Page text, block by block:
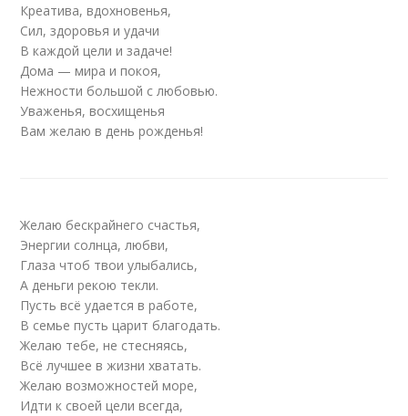
Креатива, вдохновенья,
Сил, здоровья и удачи
В каждой цели и задаче!
Дома — мира и покоя,
Нежности большой с любовью.
Уваженья, восхищенья
Вам желаю в день рожденья!
Желаю бескрайнего счастья,
Энергии солнца, любви,
Глаза чтоб твои улыбались,
А деньги рекою текли.
Пусть всё удается в работе,
В семье пусть царит благодать.
Желаю тебе, не стесняясь,
Всё лучшее в жизни хватать.
Желаю возможностей море,
Идти к своей цели всегда,